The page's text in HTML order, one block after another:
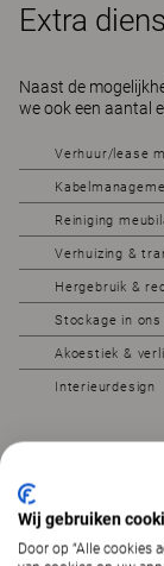
Extra
Naast de
we ook een aantal
Verhuur/lease
Reiniging
Verhuizing &
Hergebruik &
Stockage in
Akoestiek &
Interieurdesign
Wij gebruiken
Door op “Alle cookies